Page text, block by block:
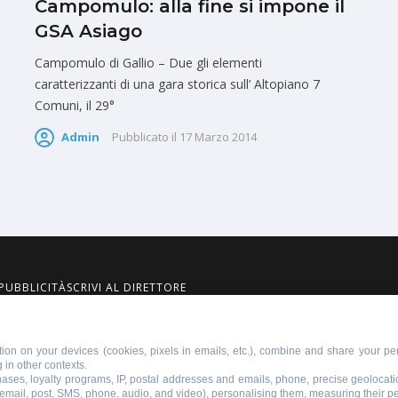
Campomulo: alla fine si impone il
GSA Asiago
Campomulo di Gallio – Due gli elementi
caratterizzanti di una gara storica sull’ Altopiano 7
Comuni, il 29°
Admin Pubblicato il 17 Marzo 2014
PUBBLICITÀSCRIVI AL DIRETTORE
on your devices (cookies, pixels in emails, etc.), combine and share your
in other contexts.
loyalty programs, IP, postal addresses and emails, phone, precise
post, SMS, phone, audio, and video), personalising them, measuring their